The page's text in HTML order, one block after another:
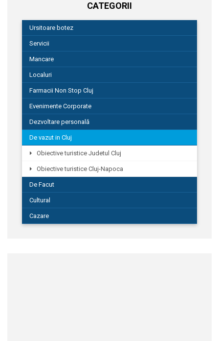
CATEGORII
Ursitoare botez
Servicii
Mancare
Localuri
Farmacii Non Stop Cluj
Evenimente Corporate
Dezvoltare personală
De vazut in Cluj
Obiective turistice Judetul Cluj
Obiective turistice Cluj-Napoca
De Facut
Cultural
Cazare